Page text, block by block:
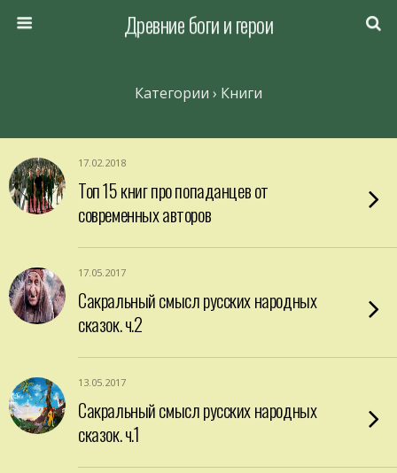
Древние боги и герои
Категории › Книги
17.02.2018
Топ 15 книг про попаданцев от
современных авторов
17.05.2017
Сакральный смысл русских народных
сказок. ч.2
13.05.2017
Сакральный смысл русских народных
сказок. ч.1